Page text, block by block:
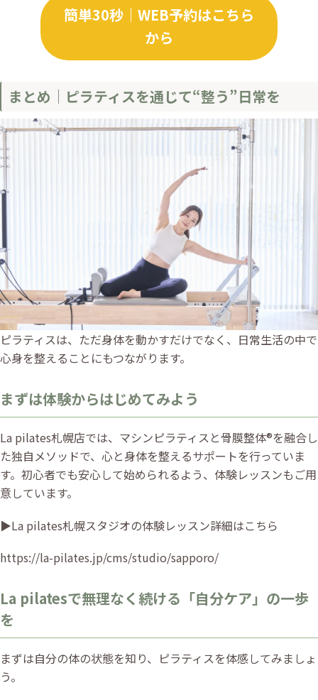
簡単30秒｜WEB予約はこちら
から
まとめ｜ピラティスを通じて“整う”日常を
ピラティスは、ただ身体を動かすだけでなく、日常生活の中で
心身を整えることにもつながります。
まずは体験からはじめてみよう
La pilates札幌店では、マシンピラティスと骨膜整体®️を融合し
た独自メソッドで、心と身体を整えるサポートを行っていま
す。初心者でも安心して始められるよう、体験レッスンもご用
意しています。
▶︎La pilates札幌スタジオの体験レッスン詳細はこちら
https://la-pilates.jp/cms/studio/sapporo/
La pilatesで無理なく続ける「自分ケア」の一歩
を
まずは自分の体の状態を知り、ピラティスを体感してみましょ
う。